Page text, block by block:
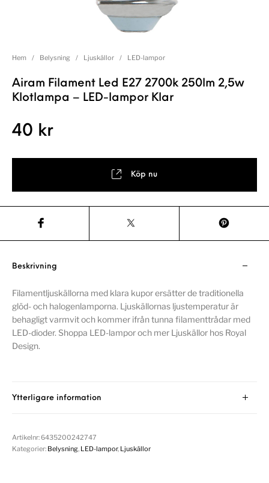
Hem / Belysning / Ljuskällor / LED-lampor
Airam Filament Led E27 2700k 250lm 2,5w
Klotlampa – LED-lampor Klar
40 kr
Köp nu
Beskrivning
Filamentljuskällorna med klara kupor ersätter de traditionella
glöd- och halogenlamporna. Ljuskällornas ljustemperatur är
behagligt varmvit och kommer ifrån tunna filamenttrådar med
LED-dioder. Shoppa LED-lampor och mer Ljuskällor hos Royal
Design.
Ytterligare information
Artikelnr:6435200242747
Kategorier: Belysning LED-lampor, Ljuskällor